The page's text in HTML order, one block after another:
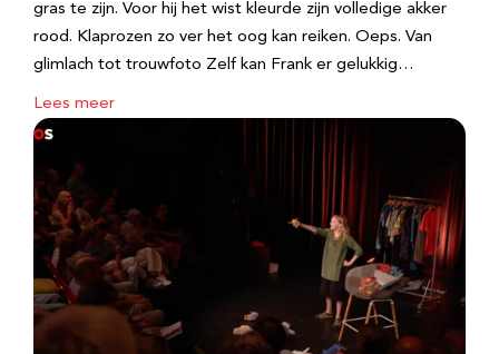
gras te zijn. Voor hij het wist kleurde zijn volledige akker
rood. Klaprozen zo ver het oog kan reiken. Oeps. Van
glimlach tot trouwfoto Zelf kan Frank er gelukkig…
Lees meer